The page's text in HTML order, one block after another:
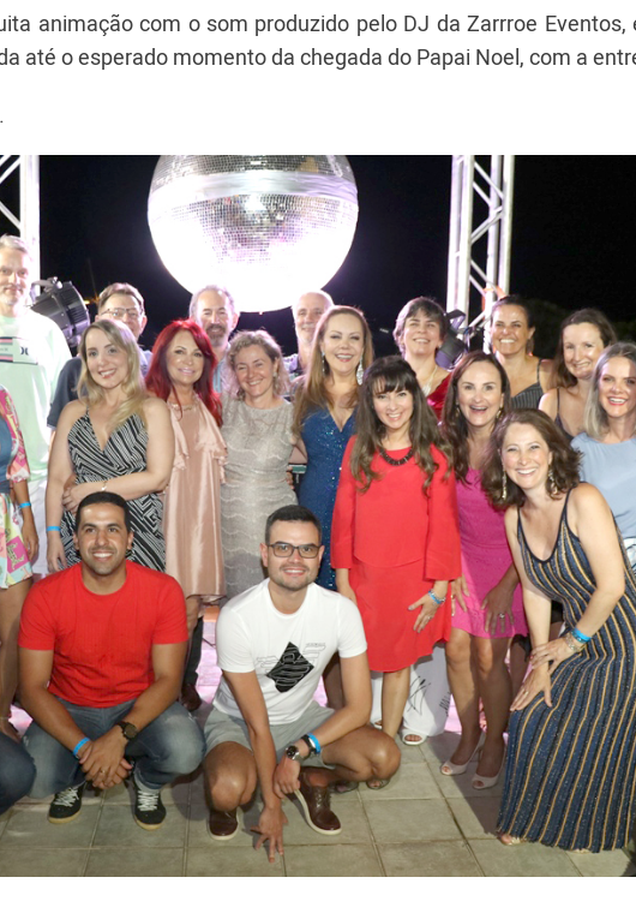
animação com o som produzido pelo DJ da Zarrroe Eventos,
até o esperado momento da chegada do Papai Noel, com a